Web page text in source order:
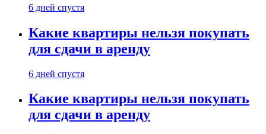
6 дней спустя
Какие квартиры нельзя покупать
для сдачи в аренду
6 дней спустя
Какие квартиры нельзя покупать
для сдачи в аренду